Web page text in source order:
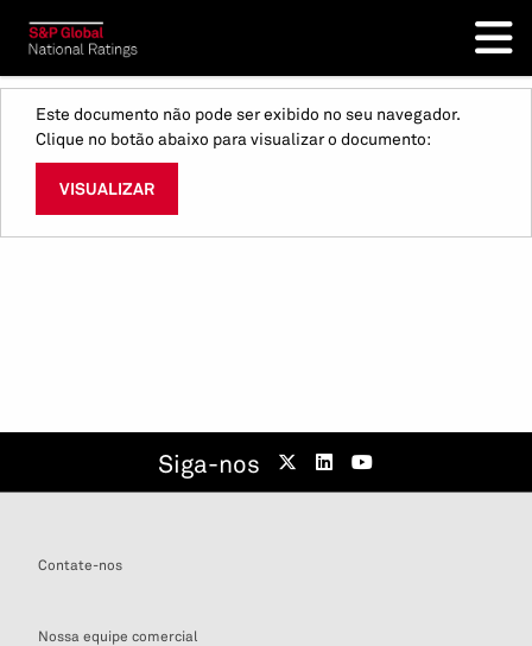
Este documento não pode ser exibido no seu navegador.
Clique no botão abaixo para visualizar o documento:
VISUALIZAR
Siga-nos
Contate-nos
Nossa equipe comercial